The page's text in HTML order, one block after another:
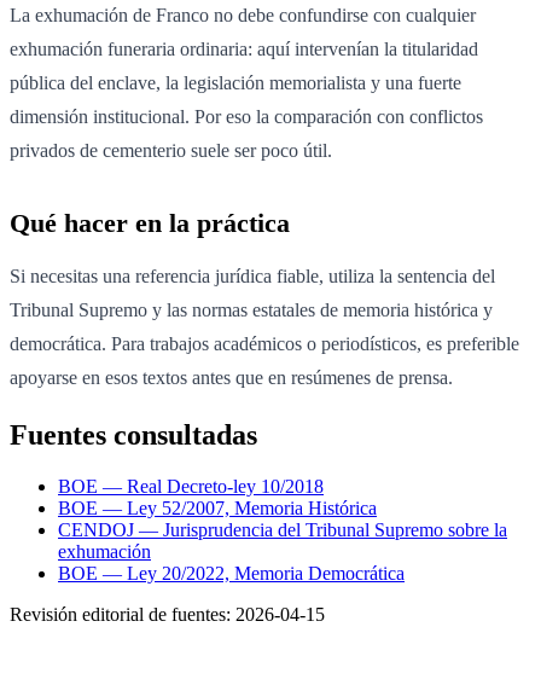
La exhumación de Franco no debe confundirse con cualquier
exhumación funeraria ordinaria: aquí intervenían la titularidad
pública del enclave, la legislación memorialista y una fuerte
dimensión institucional. Por eso la comparación con conflictos
privados de cementerio suele ser poco útil.
Qué hacer en la práctica
Si necesitas una referencia jurídica fiable, utiliza la sentencia del
Tribunal Supremo y las normas estatales de memoria histórica y
democrática. Para trabajos académicos o periodísticos, es preferible
apoyarse en esos textos antes que en resúmenes de prensa.
Fuentes consultadas
BOE — Real Decreto-ley 10/2018
BOE — Ley 52/2007, Memoria Histórica
CENDOJ — Jurisprudencia del Tribunal Supremo sobre la
exhumación
BOE — Ley 20/2022, Memoria Democrática
Revisión editorial de fuentes: 2026-04-15